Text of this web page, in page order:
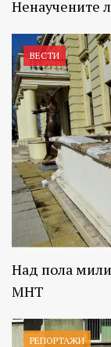
Ненаучените
ВЕСТИ
Над пола
МНТ
РЕПОРТАЖИ